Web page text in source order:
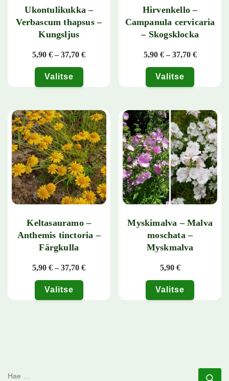
Ukontulikukka –
Verbascum thapsus –
Kungsljus
5,90€ – 37,70€Hintaluokka: 5,90 € - 37,70 €
Valitse
Hirvenkello –
Campanula cervicaria
– Skogsklocka
5,90 € – 37,70 €
Valitse
Keltasauramo –
Anthemis tinctoria –
Färgkulla
5,90€ – 37,70€Hintaluokka: 5,90 € - 37,70 €
Valitse
Myskimalva – Malva
moschata –
Myskmalva
5,90 €
Valitse
HAE